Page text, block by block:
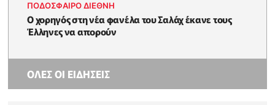
ΠΟΔΟΣΦΑΙΡΟ ΔΙΕΘΝΗ
Ο χορηγός στη νέα φανέλα του Σαλάχ έκανε τους
Έλληνες να απορούν
ΟΛΕΣ ΟΙ ΕΙΔΗΣΕΙΣ